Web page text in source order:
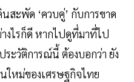
สะพัด ‘ควบคู่’ กับการขาด
งไรก็ดี หากไปดูที่มาที่ไป
ะวัติการณ์นี้ ต้องบอกว่า ยัง
ใหม่ของเศรษฐกิจไทย